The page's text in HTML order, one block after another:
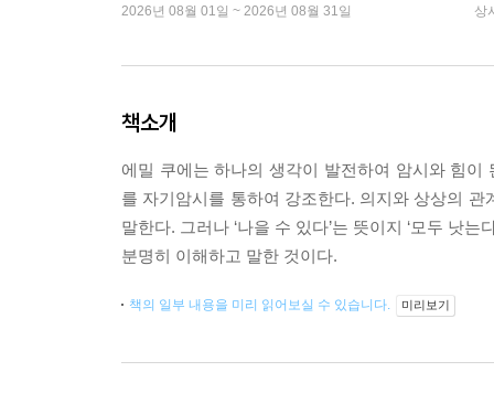
2026년 08월 01일 ~ 2026년 08월 31일 상
책소개
에밀 쿠에는 하나의 생각이 발전하여 암시와 힘
를 자기암시를 통하여 강조한다. 의지와 상상의
말한다. 그러나 ‘나을 수 있다’는 뜻이지 ‘모두 낫
분명히 이해하고 말한 것이다.
책의 일부 내용을 미리 읽어보실 수 있습니다. 미리보기